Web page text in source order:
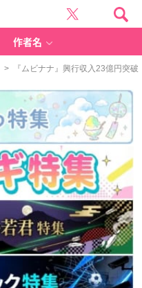
作者名
> 『ムビナナ』興行収入23億円突破